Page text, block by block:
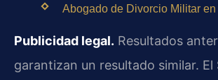
Abogado de Divorcio Militar
Publicidad legal. Resultados
garantizan un resultado similar. El